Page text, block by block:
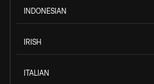
INDONESIAN
IRISH
ITALIAN